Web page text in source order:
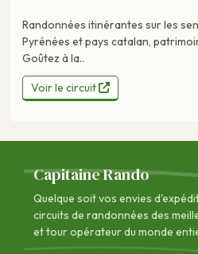
Randonnées itinérantes sur les
Pyrénées et pays catalan,
Goûtez à la..
Voir le circuit
Capitaine Rando
Quelque soit vos envies
circuits de randonnées des
et tour opérateur du monde